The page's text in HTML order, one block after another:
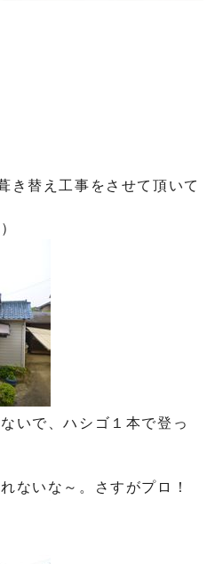
き替え工事をさせて頂いて
いで、ハシゴ１本で登っ
ないな～。さすがプロ！